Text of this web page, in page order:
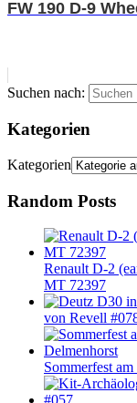
FW 190 D-9
Suchen nach:
Kategorien
Kategorien
Random Posts
Renault D-2
MT 72397
von Revell
Sommerfest